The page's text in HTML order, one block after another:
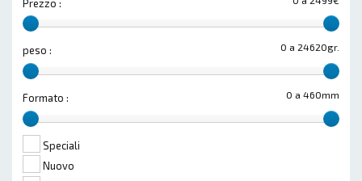
Prezzo :
0 a 24620gr.
peso :
0 a 460mm
Formato :
Speciali
Nuovo